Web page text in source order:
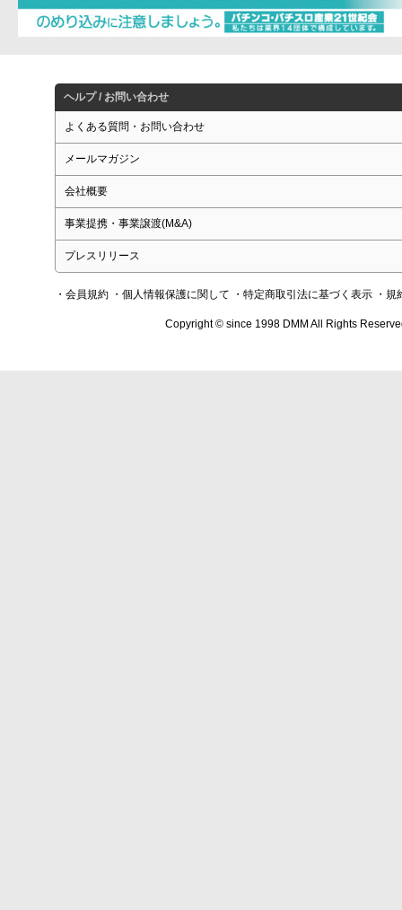
ヘルプ / お問い合わせ
よくある質問・お問い合わせ
メールマガジン
会社概要
事業提携・事業譲渡(M&A)
プレスリリース
・会員規約 ・個人情報保護に関して ・特定商取引法に基づく表示 ・規
Copyright © since 1998 DMM All Rights